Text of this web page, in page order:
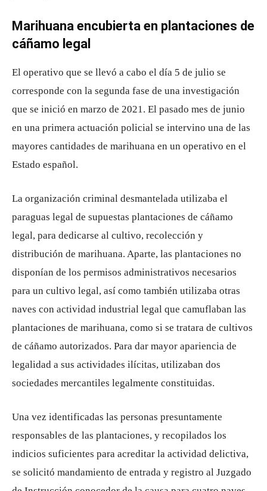
Marihuana encubierta en plantaciones de
cáñamo legal
El operativo que se llevó a cabo el día 5 de julio se
corresponde con la segunda fase de una investigación
que se inició en marzo de 2021. El pasado mes de junio
en una primera actuación policial se intervino una de las
mayores cantidades de marihuana en un operativo en el
Estado español.
La organización criminal desmantelada utilizaba el
paraguas legal de supuestas plantaciones de cáñamo
legal, para dedicarse al cultivo, recolección y
distribución de marihuana. Aparte, las plantaciones no
disponían de los permisos administrativos necesarios
para un cultivo legal, así como también utilizaba otras
naves con actividad industrial legal que camuflaban las
plantaciones de marihuana, como si se tratara de cultivos
de cáñamo autorizados. Para dar mayor apariencia de
legalidad a sus actividades ilícitas, utilizaban dos
sociedades mercantiles legalmente constituidas.
Una vez identificadas las personas presuntamente
responsables de las plantaciones, y recopilados los
indicios suficientes para acreditar la actividad delictiva,
se solicitó mandamiento de entrada y registro al Juzgado